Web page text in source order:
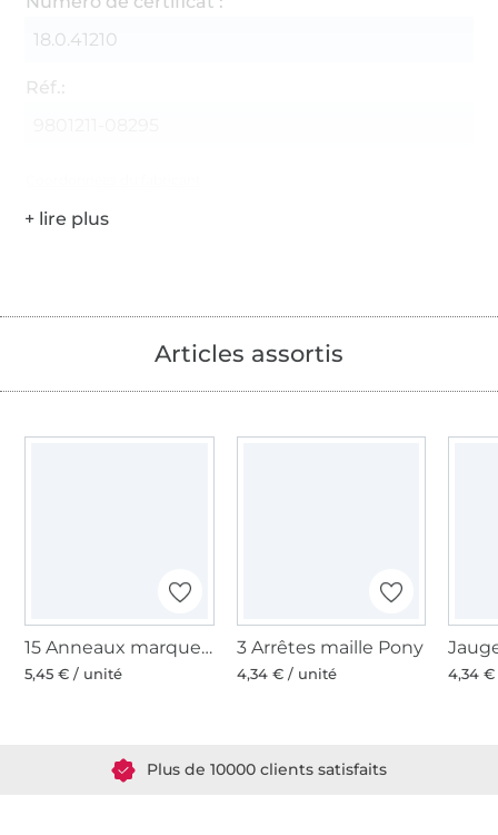
18.0.41210
Réf.:
Articles assortis
15 Anneaux marqueurs tricot Pony, avec fermoir
5,45 € / unité
3 Arrêtes maille Pony
4,34 € / unité 4,34